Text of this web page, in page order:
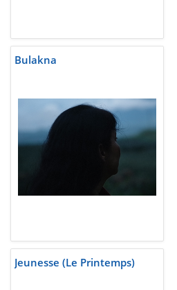
Bulakna
Jeunesse (Le Printemps)